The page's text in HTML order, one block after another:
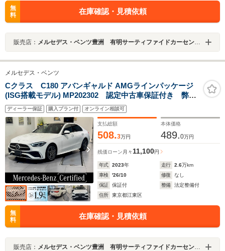
無
料
在庫確認・見積依頼
販売店： メルセデス・ベンツ豊洲 有明サーティファイドカーセンター
メルセデス・ベンツ
Cクラス C180 アバンギャルド AMGラインパッケージ
(ISG搭載モデル) MP202302 認定中古車保証付き 弊社
ユーザー様お下取り車 AMGライン パノラマサンルー
フ 本革シート ヘッドアップディスプレイ 360°カメ
ラシステム シートヒーター メモリー付きパワーシー
ディーラー保証 購入プラン付 オンライン相談可
支払総額
508.3万円
本体価格
489.0万円
残価ローン 月々 11,100円
年式 2023年 走行 2.6万km
車検
'26/10 修復
なし
保証
保証付 整備
法定整備付
住所
東京都江東区
無
料
在庫確認・見積依頼
販売店： メルセデス・ベンツ豊洲 有明サーティファイドカーセンター